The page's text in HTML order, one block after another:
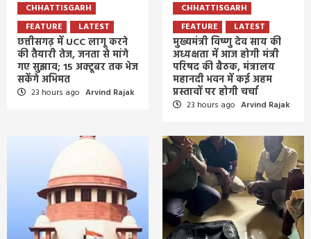
CHHATTISGARH
FEATURE
LATEST
छत्तीसगढ़ में UCC लागू करने
की तैयारी तेज, जनता से मांगे
गए सुझाव; 15 अक्टूबर तक भेज
सकेंगे अभिमत
23 hours ago Arvind Rajak
CHHATTISGARH
FEATURE
LATEST
मुख्यमंत्री विष्णु देव साय की
अध्यक्षता में आज होगी मंत्री
परिषद की बैठक, मंत्रालय
महानदी भवन में कई अहम
प्रस्तावों पर होगी चर्चा
23 hours ago Arvind Rajak